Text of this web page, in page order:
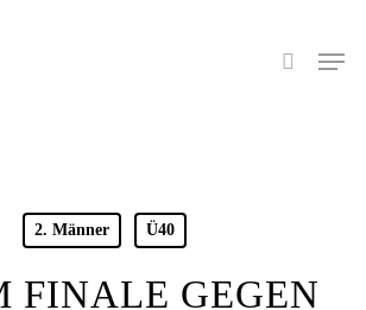
search
Menu
2. Männer Ü40
FINALE GEGEN